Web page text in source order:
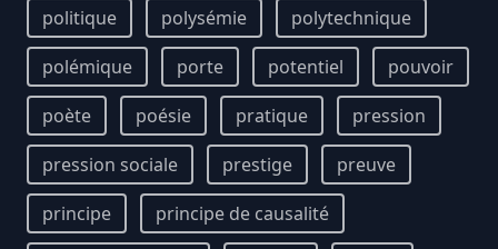
politique
polysémie
polytechnique
polémique
porte potentiel
pouvoir
poète
poésie pratique
pression
pression sociale
prestige
preuve
principe
principe de causalité